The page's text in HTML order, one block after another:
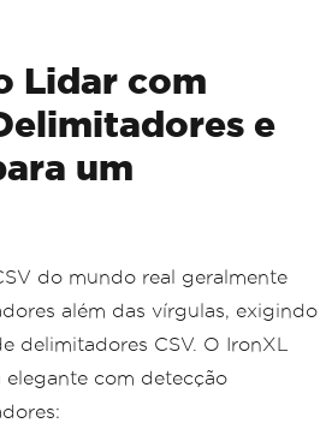
Lidar com
e
um
do mundo real geralmente
além das vírgulas, exigindo
delimitadores CSV. O IronXL
com detecção